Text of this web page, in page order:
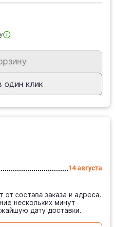
один клик
14 августа
от состава заказа и адреса.
нескольких минут
дату доставки.